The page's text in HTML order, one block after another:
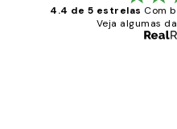
4.4 de 5 estrelas Com
Veja algumas